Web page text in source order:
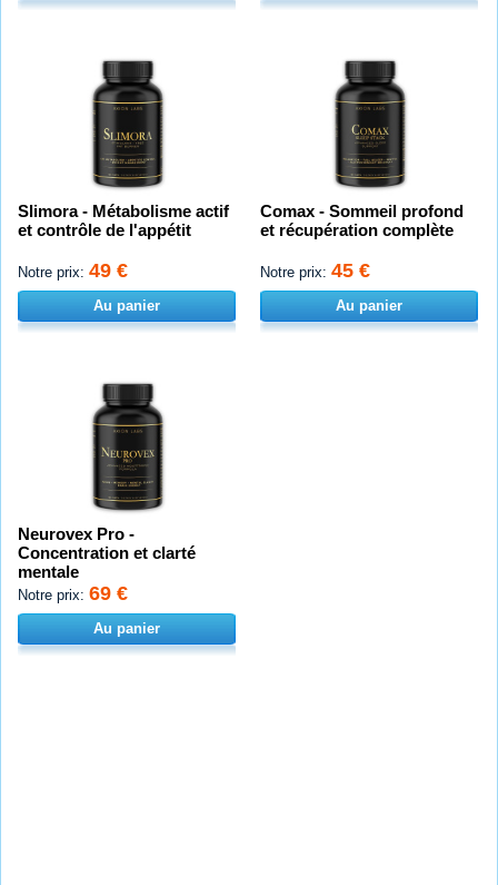
Slimora - Métabolisme actif
et contrôle de l'appétit
Notre prix: 49 €
Au panier
Comax - Sommeil profond
et récupération complète
Notre prix: 45 €
Au panier
Neurovex Pro -
Concentration et clarté
mentale
Notre prix: 69 €
Au panier